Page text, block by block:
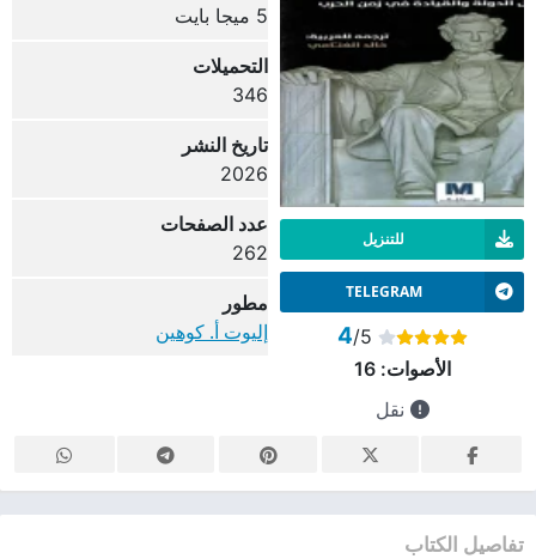
للتنزيل
TELEGRAM
4/5
الأصوات:16
نقل
5 ميجا بايت
التحميلات
346
تاريخ النشر
2026
عدد الصفحات
262
مطور
إليوت أ. كوهين
تفاصيل الكتاب